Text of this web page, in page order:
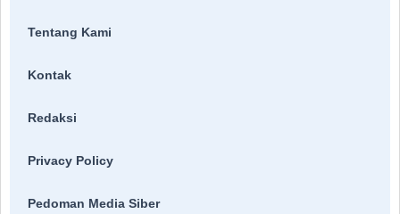
Tentang Kami
Kontak
Redaksi
Privacy Policy
Pedoman Media Siber